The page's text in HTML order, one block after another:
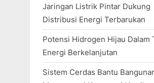
Jaringan Listrik Pintar Dukung
Distribusi Energi Terbarukan
Potensi Hidrogen Hijau Dalam
Energi Berkelanjutan
Sistem Cerdas Bantu